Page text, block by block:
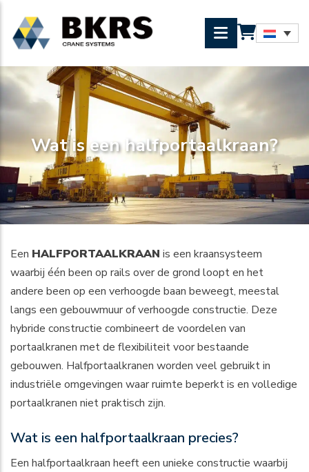
Wat is een halfportaalkraan?
Een HALFPORTAALKRAAN is een kraansysteem
waarbij één been op rails over de grond loopt en het
andere been op een verhoogde baan beweegt, meestal
langs een gebouwmuur of verhoogde constructie. Deze
hybride constructie combineert de voordelen van
portaalkranen met de flexibiliteit voor bestaande
gebouwen. Halfportaalkranen worden veel gebruikt in
industriële omgevingen waar ruimte beperkt is en volledige
portaalkranen niet praktisch zijn.
Wat is een halfportaalkraan precies?
Een halfportaalkraan heeft een unieke constructie waarbij